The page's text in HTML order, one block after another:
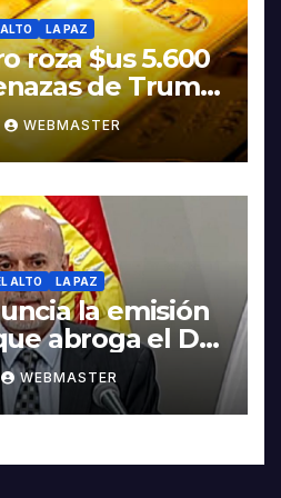
LA PAZ
roza $us 5.600
de Trump
WEBMASTER
ALTO LA PAZ
la emisión
abroga el DS
WEBMASTER